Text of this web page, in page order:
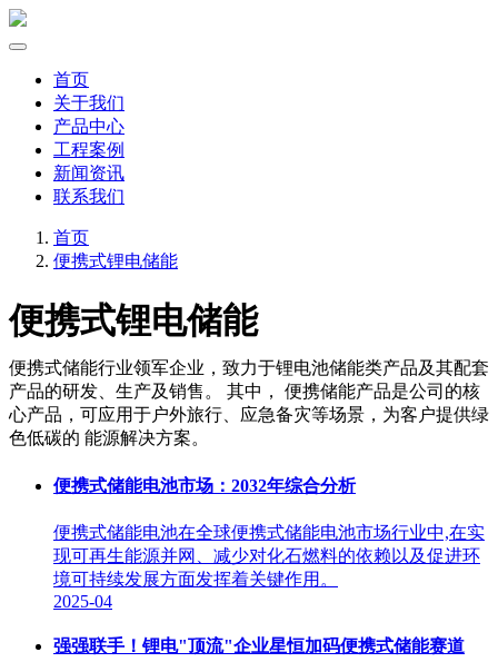
首页
关于我们
产品中心
工程案例
新闻资讯
联系我们
首页
便携式锂电储能
便携式锂电储能
便携式储能行业领军企业，致力于锂电池储能类产品及其配套
产品的研发、生产及销售。 其中， 便携储能产品是公司的核
心产品，可应用于户外旅行、应急备灾等场景，为客户提供绿
色低碳的 能源解决方案。
便携式储能电池市场：2032年综合分析
便携式储能电池在全球便携式储能电池市场行业中,在实
现可再生能源并网、减少对化石燃料的依赖以及促进环
境可持续发展方面发挥着关键作用。
2025-04
强强联手！锂电"顶流"企业星恒加码便携式储能赛道